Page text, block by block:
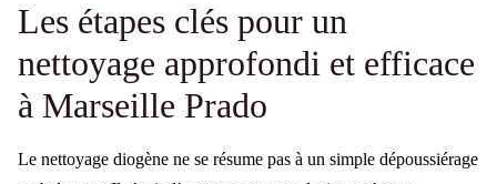
Les étapes clés pour un
nettoyage approfondi et efficace
à Marseille Prado
Le nettoyage diogène ne se résume pas à un simple dépoussiérage